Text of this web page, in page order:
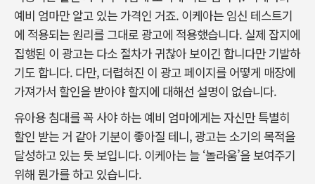
예비 엄마만 알고 있는 가격인 거죠. 이케아는 임신 테스트기
에 적용되는 원리를 그대로 광고에 적용했습니다. 실제 잡지에
집행된 이 광고는 다소 절차가 귀찮아 보이긴 합니다만 기발하
기도 합니다. 다만, 더렵혀진 이 광고 페이지를 어떻게 매장에
가져가서 할인을 받아야 할지에 대해선 설명이 없습니다.
유아용 침대를 꼭 사야 하는 예비 엄마에게는 자신만 특별히
할인 받는 거 같아 기분이 좋아질 테니, 광고는 소기의 목적을
달성하고 있는 듯 보입니다. 이케아는 늘 ‘놀라움’을 보여주기
위해 뭔가를 하고 있습니다.